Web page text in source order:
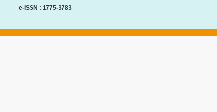
e-ISSN : 1775-3783